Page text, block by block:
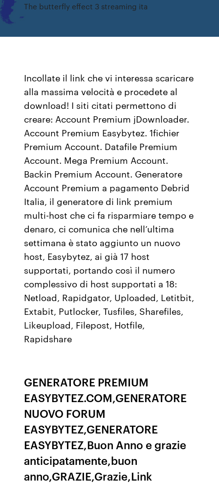
The butterfly effect 3 streaming ita
Incollate il link che vi interessa scaricare
alla massima velocità e procedete al
download! I siti citati permettono di
creare: Account Premium jDownloader.
Account Premium Easybytez. 1fichier
Premium Account. Datafile Premium
Account. Mega Premium Account.
Backin Premium Account. Generatore
Account Premium a pagamento Debrid
Italia, il generatore di link premium
multi-host che ci fa risparmiare tempo e
denaro, ci comunica che nell’ultima
settimana è stato aggiunto un nuovo
host, Easybytez, ai già 17 host
supportati, portando così il numero
complessivo di host supportati a 18:
Netload, Rapidgator, Uploaded, Letitbit,
Extabit, Putlocker, Tusfiles, Sharefiles,
Likeupload, Filepost, Hotfile,
Rapidshare
GENERATORE PREMIUM
EASYBYTEZ.COM,GENERATORE
NUOVO FORUM
EASYBYTEZ,GENERATORE
EASYBYTEZ,Buon Anno e grazie
anticipatamente,buon
anno,GRAZIE,Grazie,Link